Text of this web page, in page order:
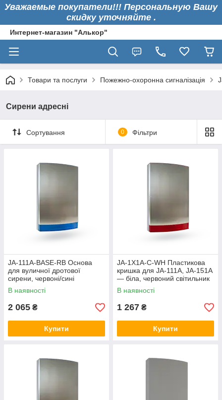
Уважаемые покупатели!!! Персональную Вашу
скидку уточняйте .
Интернет-магазин "Алькор"
Товари та послуги Пожежно-охоронна сигналізація
Сирени адресні
Сортування 0 Фільтри
JA-111A-BASE-RB Основа
для вуличної дротової
сирени, червоні/сині
світлодіоди
В наявності
2 065 ₴
Купити
JA-1X1A-C-WH Пластикова
кришка для JA-111A, JA-151A
— біла, червоний світильник
В наявності
1 267 ₴
Купити